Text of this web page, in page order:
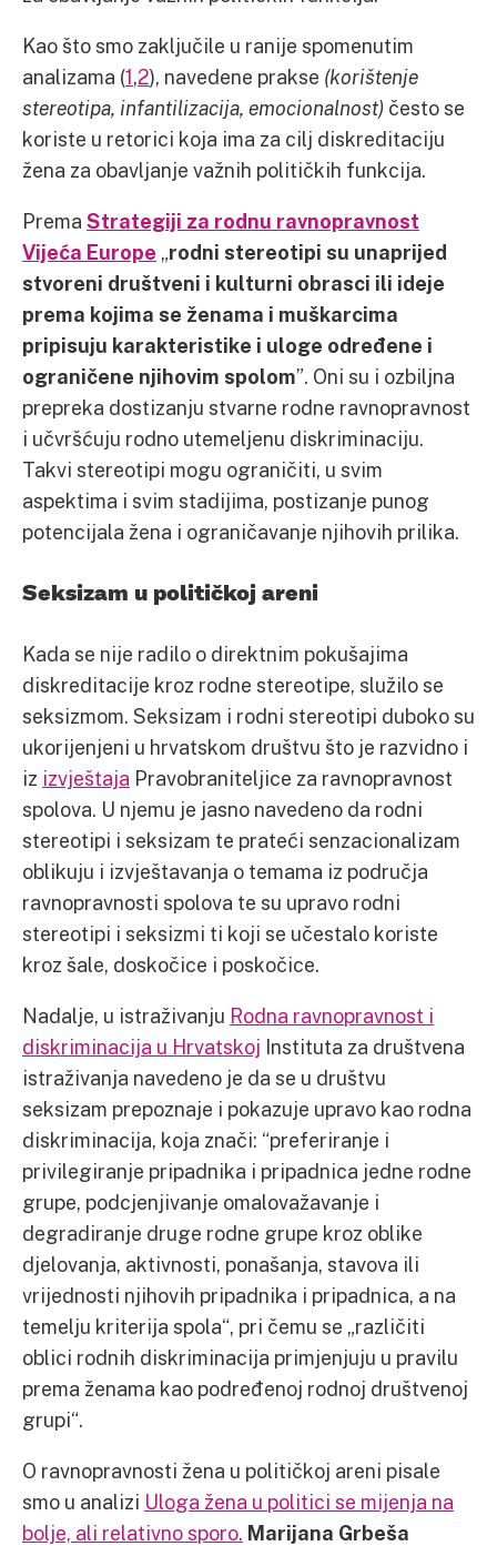
Kao što smo zaključile u ranije spomenutim
analizama (1,2), navedene prakse (korištenje
stereotipa, infantilizacija, emocionalnost) često se
koriste u retorici koja ima za cilj diskreditaciju
žena za obavljanje važnih političkih funkcija.
Prema Strategiji za rodnu ravnopravnost
Vijeća Europe „rodni stereotipi su unaprijed
stvoreni društveni i kulturni obrasci ili ideje
prema kojima se ženama i muškarcima
pripisuju karakteristike i uloge određene i
ograničene njihovim spolom”. Oni su i ozbiljna
prepreka dostizanju stvarne rodne ravnopravnost
i učvršćuju rodno utemeljenu diskriminaciju.
Takvi stereotipi mogu ograničiti, u svim
aspektima i svim stadijima, postizanje punog
potencijala žena i ograničavanje njihovih prilika.
Seksizam u političkoj areni
Kada se nije radilo o direktnim pokušajima
diskreditacije kroz rodne stereotipe, služilo se
seksizmom. Seksizam i rodni stereotipi duboko su
ukorijenjeni u hrvatskom društvu što je razvidno i
iz izvještaja Pravobraniteljice za ravnopravnost
spolova. U njemu je jasno navedeno da rodni
stereotipi i seksizam te prateći senzacionalizam
oblikuju i izvještavanja o temama iz područja
ravnopravnosti spolova te su upravo rodni
stereotipi i seksizmi ti koji se učestalo koriste
kroz šale, doskočice i poskočice.
Nadalje, u istraživanju Rodna ravnopravnost i
diskriminacija u Hrvatskoj Instituta za društvena
istraživanja navedeno je da se u društvu
seksizam prepoznaje i pokazuje upravo kao rodna
diskriminacija, koja znači: “preferiranje i
privilegiranje pripadnika i pripadnica jedne rodne
grupe, podcjenjivanje omalovažavanje i
degradiranje druge rodne grupe kroz oblike
djelovanja, aktivnosti, ponašanja, stavova ili
vrijednosti njihovih pripadnika i pripadnica, a na
temelju kriterija spola“, pri čemu se „različiti
oblici rodnih diskriminacija primjenjuju u pravilu
prema ženama kao podređenoj rodnoj društvenoj
grupi“.
O ravnopravnosti žena u političkoj areni pisale
smo u analizi Uloga žena u politici se mijenja na
bolje, ali relativno sporo. Marijana Grbeša